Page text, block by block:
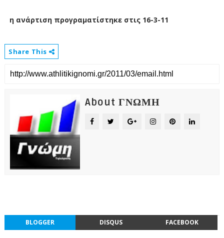
η ανάρτιση προγραματίστηκε στις 16-3-11
Share This
About ΓΝΩΜΗ
BLOGGER DISQUS FACEBOOK